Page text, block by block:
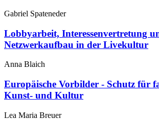
Gabriel Spateneder
Lobbyarbeit, Interessenvertretung
Netzwerkaufbau in der Livekultur
Anna Blaich
Europäische Vorbilder - Schutz für
Kunst- und Kultur
Lea Maria Breuer